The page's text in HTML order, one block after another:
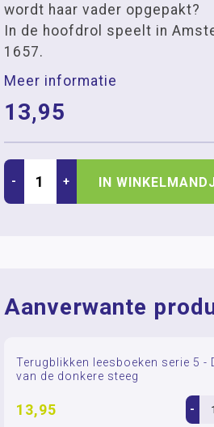
wordt haar vader opgepakt?
In de hoofdrol speelt in
1657.
Meer informatie
13,95
- + IN
Aanverwante
Terugblikken leesboeken serie 5 -
van de donkere steeg
13,95 -